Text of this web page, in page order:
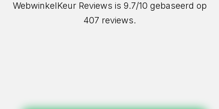
WebwinkelKeur Reviews is 9.7/10 gebaseerd op
407 reviews.